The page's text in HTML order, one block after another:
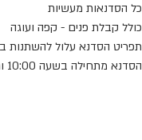
כל הסדנאות מעשיות
כולל קבלת פנים - קפה ועוגה
תפריט הסדנא עלול להשתנות
הסדנא מתחילה בשעה 10:00 ומתקיימת במטבח מקצועי ברחוב נר הלילה 4 אבן יהודה